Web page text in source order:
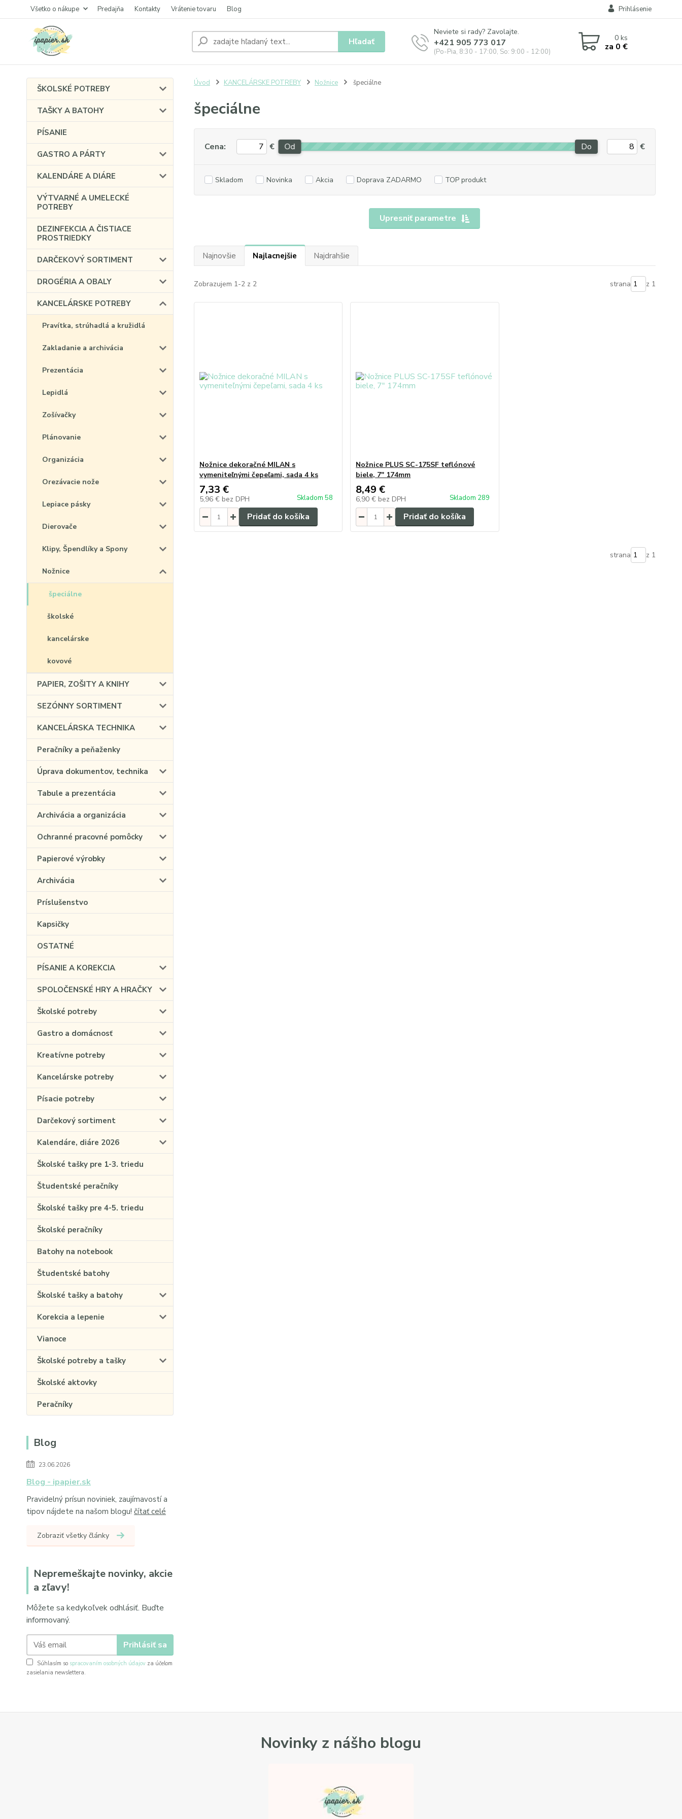
Všetko o nákupe Predajňa Kontakty Vrátenie tovaru Blog Prihlásenie
Hľadať
Neviete si rady? Zavolajte.
+421 905 773 017
(Po-Pia, 8:30 - 17:00, So: 9:00 - 12:00)
0ks
za 0 €
ŠKOLSKÉ POTREBY
TAŠKY A BATOHY
PÍSANIE
GASTRO A PÁRTY
KALENDÁRE A DIÁRE
VÝTVARNÉ A UMELECKÉ
POTREBY
DEZINFEKCIA A ČISTIACE
PROSTRIEDKY
DARČEKOVÝ SORTIMENT
DROGÉRIA A OBALY
KANCELÁRSKE POTREBY
Pravítka, strúhadlá a kružidlá
Zakladanie a archivácia
Prezentácia
Lepidlá
Zošívačky
Plánovanie
Organizácia
Orezávacie nože
Lepiace pásky
Dierovače
Klipy, Špendlíky a Spony
Nožnice
špeciálne
školské
kancelárske
kovové
PAPIER, ZOŠITY A KNIHY
SEZÓNNY SORTIMENT
KANCELÁRSKA TECHNIKA
Peračníky a peňaženky
Úprava dokumentov, technika
Tabule a prezentácia
Archivácia a organizácia
Ochranné pracovné pomôcky
Papierové výrobky
Archivácia
Príslušenstvo
Kapsičky
OSTATNÉ
PÍSANIE A KOREKCIA
SPOLOČENSKÉ HRY A HRAČKY
Školské potreby
Gastro a domácnosť
Kreatívne potreby
Kancelárske potreby
Písacie potreby
Darčekový sortiment
Kalendáre, diáre 2026
Školské tašky pre 1-3. triedu
Študentské peračníky
Školské tašky pre 4-5. triedu
Školské peračníky
Batohy na notebook
Študentské batohy
Školské tašky a batohy
Korekcia a lepenie
Vianoce
Školské potreby a tašky
Školské aktovky
Peračníky
Blog
23.06.2026
Blog - ipapier.sk
Pravidelný prísun noviniek, zaujímavostí a
tipov nájdete na našom blogu! čítať celé
Zobraziť všetky články
Nepremeškajte novinky, akcie
a zľavy!
Môžete sa kedykoľvek odhlásiť. Buďte
informovaný.
Prihlásiť sa
Súhlasím so spracovaním osobných údajov za účelom
zasielania newslettera.
Úvod KANCELÁRSKE POTREBY Nožnice špeciálne
špeciálne
Upresniť parametre
Cena: € Od Do €
Skladom Novinka Akcia Doprava ZADARMO TOP produkt
Najnovšie Najlacnejšie Najdrahšie
Zobrazujem 1-2 z 2 strana z 1
Nožnice dekoračné MILAN s
vymeniteľnými čepeľami, sada 4 ks
7,33 €
5,96 € bez DPH Skladom 58
Pridať do košíka
Nožnice PLUS SC-175SF teflónové
biele, 7" 174mm
8,49 €
6,90 € bez DPH Skladom 289
Pridať do košíka
strana z 1
Novinky z nášho blogu